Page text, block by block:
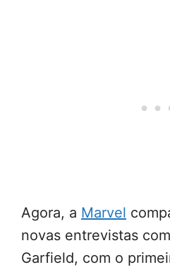
Agora, a Marvel
novas entrevistas
Garfield, com o